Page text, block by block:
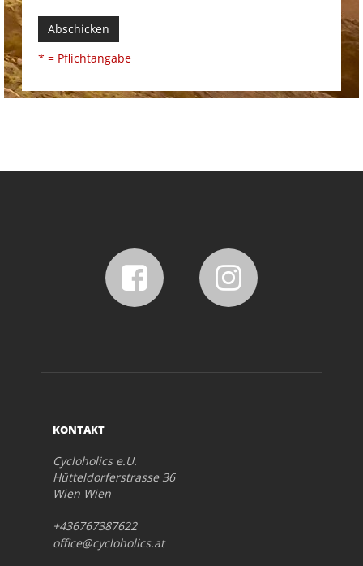
Abschicken
* = Pflichtangabe
KONTAKT
Cycloholics e.U.
Hütteldorferstrasse 36
Wien Wien
+436767387622
office@cycloholics.at